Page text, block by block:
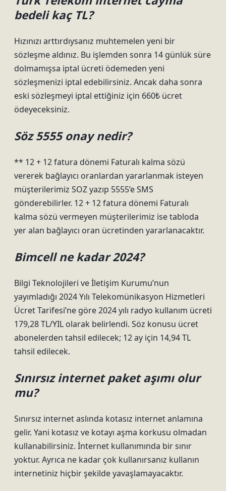
bedeli kaç TL?
Hızınızı arttırdıysanız muhtemelen yeni bir
sözleşme aldınız. Bu işlemden sonra 14 günlük süre
dolmamışsa iptal ücreti ödemeden yeni
sözleşmenizi iptal edebilirsiniz. Ancak daha sonra
eski sözleşmeyi iptal ettiğiniz için 660₺ ücret
ödeyeceksiniz.
Söz 5555 onay nedir?
** 12 + 12 fatura dönemi Faturalı kalma sözü
vererek bağlayıcı oranlardan yararlanmak isteyen
müşterilerimiz SOZ yazıp 5555’e SMS
gönderebilirler. 12 + 12 fatura dönemi Faturalı
kalma sözü vermeyen müşterilerimiz ise tabloda
yer alan bağlayıcı oran ücretinden yararlanacaktır.
Bimcell ne kadar 2024?
Bilgi Teknolojileri ve İletişim Kurumu’nun
yayımladığı 2024 Yılı Telekomünikasyon Hizmetleri
Ücret Tarifesi’ne göre 2024 yılı radyo kullanım ücreti
179,28 TL/YIL olarak belirlendi. Söz konusu ücret
abonelerden tahsil edilecek; 12 ay için 14,94 TL
tahsil edilecek.
Sınırsız internet paket aşımı olur
mu?
Sınırsız internet aslında kotasız internet anlamına
gelir. Yani kotasız ve kotayı aşma korkusu olmadan
kullanabilirsiniz. İnternet kullanımında bir sınır
yoktur. Ayrıca ne kadar çok kullanırsanız kullanın
internetiniz hiçbir şekilde yavaşlamayacaktır.